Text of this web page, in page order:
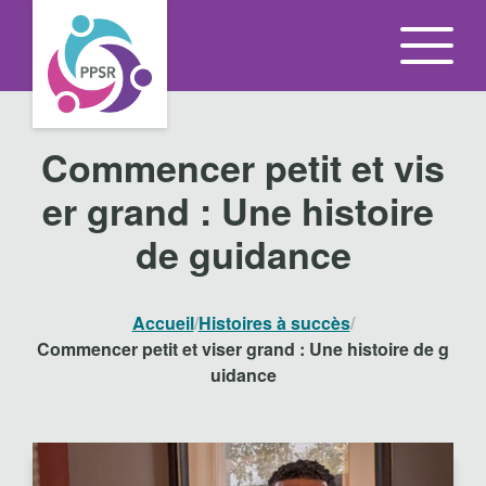
Commencer petit et vis
er grand : Une histoire
de guidance
Accueil/Histoires à succès/
Commencer petit et viser grand : Une histoire de g
uidance